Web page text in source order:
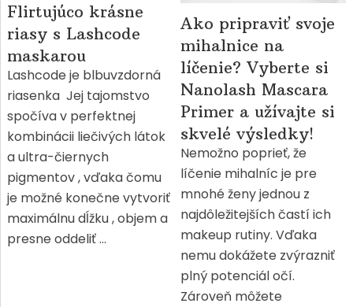
Flirtujúco krásne
riasy s Lashcode
maskarou
Lashcode je blbuvzdorná
riasenka Jej tajomstvo
spočíva v perfektnej
kombinácii liečivých látok
a ultra-čiernych
pigmentov , vďaka čomu
je možné konečne vytvoriť
maximálnu dĺžku , objem a
presne oddeliť …
Ako pripraviť svoje
mihalnice na
líčenie? Vyberte si
Nanolash Mascara
Primer a užívajte si
skvelé výsledky!
Nemožno poprieť, že
líčenie mihalníc je pre
mnohé ženy jednou z
najdôležitejších častí ich
makeup rutiny. Vďaka
nemu dokážete zvýrazniť
plný potenciál očí.
Zároveň môžete